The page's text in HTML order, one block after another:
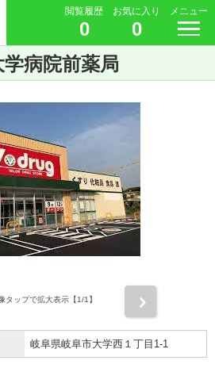
閲覧履歴
0
お気に入り
0
メニュー
病院前薬局
タップで拡大表示【1/1】
岐阜県岐阜市大学西１丁目1-1